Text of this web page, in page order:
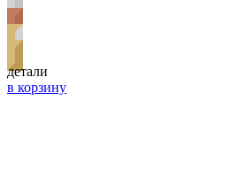
детали
в корзину